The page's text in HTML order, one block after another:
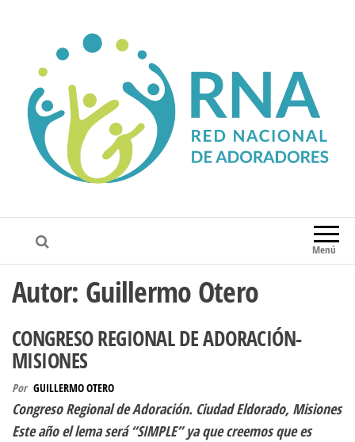
RNA
CONECTANDO Y CAPACITANDO
ADORADORES EN TODO EL PAIS
Menú
Autor: Guillermo Otero
CONGRESO REGIONAL DE ADORACIÓN-
MISIONES
Por GUILLERMO OTERO
Congreso Regional de Adoración. Ciudad Eldorado, Misiones
Este año el lema será “SIMPLE” ya que creemos que es